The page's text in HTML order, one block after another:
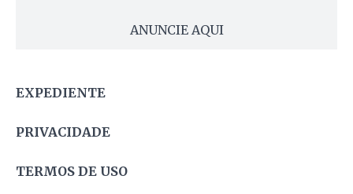
ANUNCIE AQUI
EXPEDIENTE
PRIVACIDADE
TERMOS DE USO